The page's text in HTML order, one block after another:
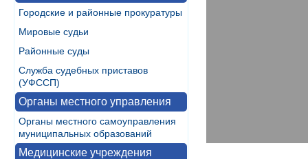
Городские и районные прокуратуры
Мировые судьи
Районные суды
Служба судебных приставов
(УФССП)
Органы местного управления
Органы местного самоуправления
муниципальных образований
Медицинские учреждения